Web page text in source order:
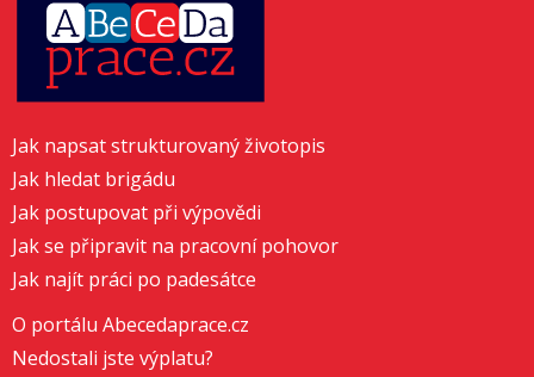
Jak napsat strukturovaný životopis
Jak hledat brigádu
Jak postupovat při výpovědi
Jak se připravit na pracovní pohovor
Jak najít práci po padesátce
O portálu Abecedaprace.cz
Nedostali jste výplatu?